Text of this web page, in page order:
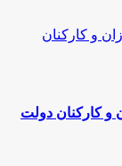
و کارکنان دولت